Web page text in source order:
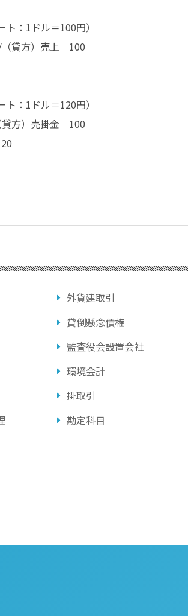
：1ドル＝100円）
（貸方）売上 100
：1ドル＝120円）
貸方）売掛金 100
外貨建取引
貸倒懸念債権
監査役会設置会社
環境会計
掛取引
勘定科目